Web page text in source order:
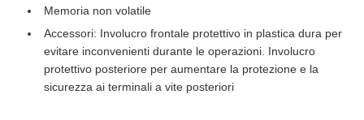
Memoria non volatile
Accessori: Involucro frontale protettivo in plastica dura per
evitare inconvenienti durante le operazioni. Involucro
protettivo posteriore per aumentare la protezione e la
sicurezza ai terminali a vite posteriori